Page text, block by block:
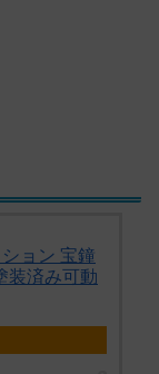
ョン 宝鐘
装済み可動